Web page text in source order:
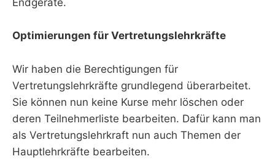
Endgeräte.
Optimierungen für Vertretungslehrkräfte
Wir haben die Berechtigungen für
Vertretungslehrkräfte grundlegend überarbeitet.
Sie können nun keine Kurse mehr löschen oder
deren Teilnehmerliste bearbeiten. Dafür kann man
als Vertretungslehrkraft nun auch Themen der
Hauptlehrkräfte bearbeiten.